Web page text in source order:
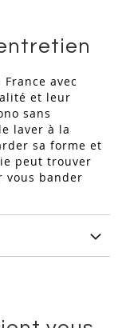
avec
et leur
sans
laver à la
sa forme et
peut trouver
vous bander